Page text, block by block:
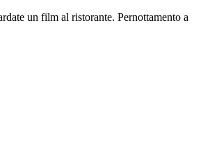
un film al ristorante. Pernottamento a